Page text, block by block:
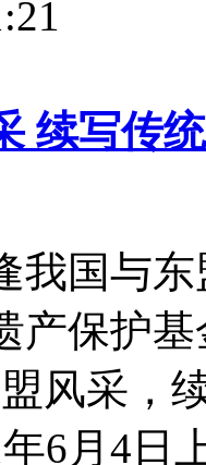
续写传
国与东
产保护
风采，
6月4日